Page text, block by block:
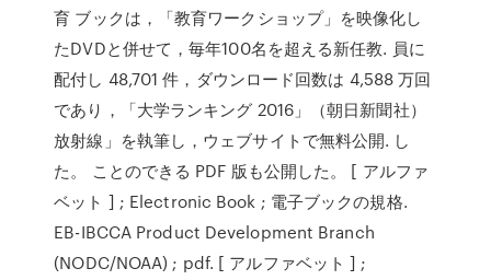
育 ブックは，「教育ワークショップ」を映像化し
たDVDと併せて，毎年100名を超える新任教. 員に
配付し 48,701 件，ダウンロード回数は 4,588 万回
であり，「大学ランキング 2016」（朝日新聞社）
放射線」を執筆し，ウェブサイトで無料公開. し
た。 ことのできる PDF 版も公開した。 [ アルファ
ベット ] ; Electronic Book ; 電子ブックの規格.
EB-IBCCA Product Development Branch
(NODC/NOAA) ; pdf. [ アルファベット ] ;